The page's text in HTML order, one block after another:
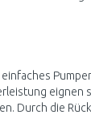
eignen
Durch die